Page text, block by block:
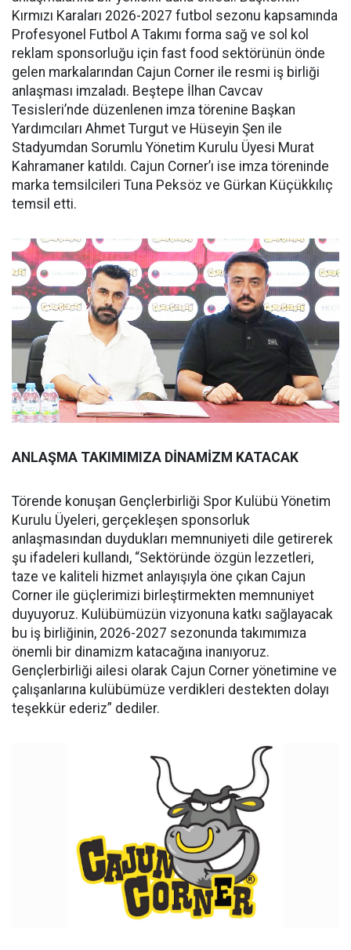
Kırmızı Karaları 2026-2027 futbol sezonu kapsamında
Profesyonel Futbol A Takımı forma sağ ve sol kol
reklam sponsorluğu için fast food sektörünün önde
gelen markalarından Cajun Corner ile resmi iş birliği
anlaşması imzaladı. Beştepe İlhan Cavcav
Tesisleri’nde düzenlenen imza törenine Başkan
Yardımcıları Ahmet Turgut ve Hüseyin Şen ile
Stadyumdan Sorumlu Yönetim Kurulu Üyesi Murat
Kahramaner katıldı. Cajun Corner’ı ise imza töreninde
marka temsilcileri Tuna Peksöz ve Gürkan Küçükkılıç
temsil etti.
ANLAŞMA TAKIMIMIZA DİNAMİZM KATACAK
Törende konuşan Gençlerbirliği Spor Kulübü Yönetim
Kurulu Üyeleri, gerçekleşen sponsorluk
anlaşmasından duydukları memnuniyeti dile getirerek
şu ifadeleri kullandı, “Sektöründe özgün lezzetleri,
taze ve kaliteli hizmet anlayışıyla öne çıkan Cajun
Corner ile güçlerimizi birleştirmekten memnuniyet
duyuyoruz. Kulübümüzün vizyonuna katkı sağlayacak
bu iş birliğinin, 2026-2027 sezonunda takımımıza
önemli bir dinamizm katacağına inanıyoruz.
Gençlerbirliği ailesi olarak Cajun Corner yönetimine ve
çalışanlarına kulübümüze verdikleri destekten dolayı
teşekkür ederiz” dediler.